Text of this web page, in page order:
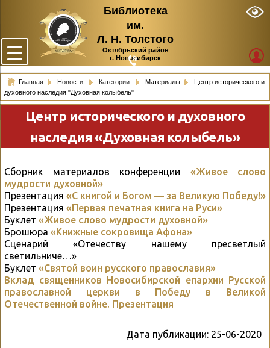
Библиотека
им.
Л. Н. Толстого
Октябрьский район
г. Новосибирск
Главная Новости Категории Материалы
Центр исторического и
духовного наследия "Духовная колыбель"
Центр исторического и духовного
наследия «Духовная колыбель»
Сборник материалов конференции «Живое слово
мудрости духовной»
Презентация «С книгой и Богом — за Великую Победу!»
Презентация «Первая печатная книга на Руси»
Буклет «Живое слово мудрости духовной»
Брошюра «Книжные сокровища Афона»
Сценарий «Отечеству нашему пресветлый
светильниче…»
Буклет «Святой воин русского православия»
Вклад священников Новосибирской епархии Русской
православной церкви в Победу в Великой
Отечественной войне. Презентация
Дата публикации: 25-06-2020